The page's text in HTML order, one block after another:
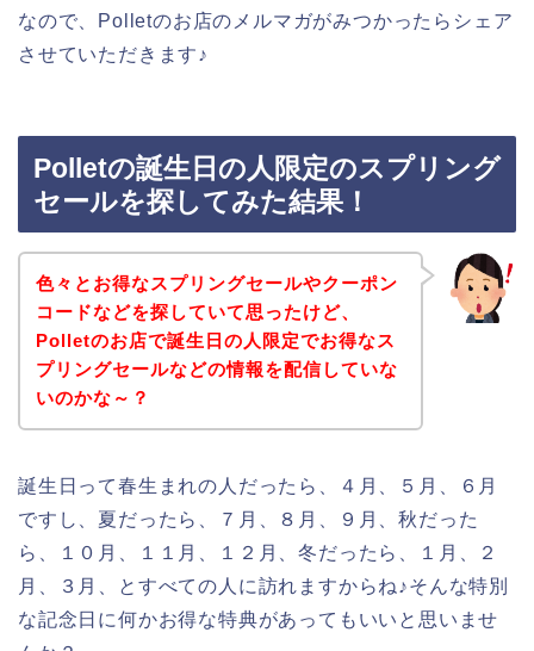
なので、Polletのお店のメルマガがみつかったらシェア
させていただきます♪
Polletの誕生日の人限定のスプリング
セールを探してみた結果！
色々とお得なスプリングセールやクーポン
コードなどを探していて思ったけど、
Polletのお店で誕生日の人限定でお得なス
プリングセールなどの情報を配信していな
いのかな～？
誕生日って春生まれの人だったら、４月、５月、６月
ですし、夏だったら、７月、８月、９月、秋だった
ら、１０月、１１月、１２月、冬だったら、１月、２
月、３月、とすべての人に訪れますからね♪そんな特別
な記念日に何かお得な特典があってもいいと思いませ